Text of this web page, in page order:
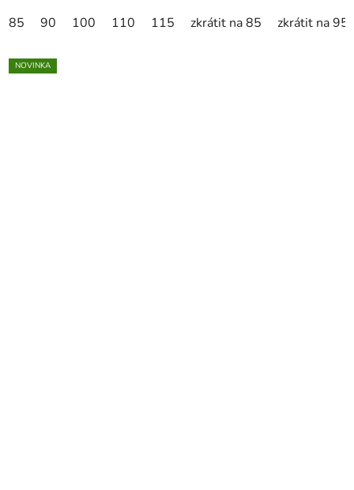
85 90 100 110 115 zkrátit na 85 zkrátit na 95
NOVINKA